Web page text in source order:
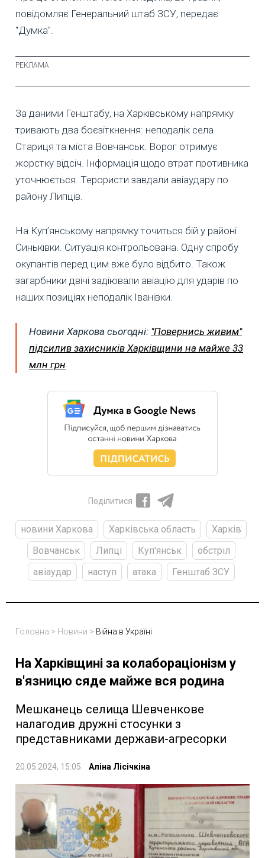
повідомляє Генеральний штаб ЗСУ, передає
"Думка".
За даними Генштабу, на Харківському напрямку
тривають два боєзіткнення: неподалік села
Стариця та міста Вовчанськ. Ворог отримує
жорстку відсіч. Інформація щодо втрат противника
уточнюється. Терористи завдали авіаудару по
району Липців.
На Куп’янському напрямку точиться бій у районі
Синьківки. Ситуація контрольована. Одну спробу
окупантів перед цим вже було відбито. Також
загарбники двічі задіювали авіацію для ударів по
наших позиціях неподалік Іванівки.
Новини Харкова сьогодні: "Повернись живим"
підсилив захисників Харківщини на майже 33
млн грн
Поділитися
новини Харкова Харківська область
Харків
Вовчанськ
Липці Куп'янськ
обстріл
авіаудар
наступ атака Генштаб ЗСУ
Головна > Новини > Війна в Україні
На Харківщині за колабораціонізм у
в'язницю сяде майже вся родина
Мешканець селища Шевченкове
налагодив дружні стосунки з
представниками держави-агресорки
20.05.2024, 15:05 Аліна Лісічкіна